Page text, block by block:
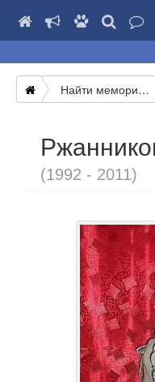
Найти мемориал
(1992 - 2011)